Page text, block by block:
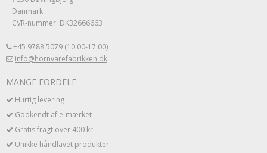
Danmark
CVR-nummer: DK32666663
+45 9788 5079 (10.00-17.00)
info@hornvarefabrikken.dk
MANGE FORDELE
Hurtig levering
Godkendt af e-mærket
Gratis fragt over 400 kr.
Unikke håndlavet produkter